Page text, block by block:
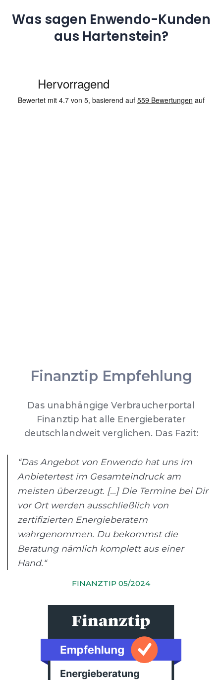
Was sagen Enwendo-Kunden
aus Hartenstein?
Finanztip Empfehlung
Das unabhängige Verbraucherportal
Finanztip hat alle Energieberater
deutschlandweit verglichen. Das Fazit:
“Das Angebot von Enwendo hat uns im
Anbietertest im Gesamteindruck am
meisten überzeugt. [...] Die Termine bei Dir
vor Ort werden ausschließlich von
zertifizierten Energieberatern
wahrgenommen. Du bekommst die
Beratung nämlich komplett aus einer
Hand.“
FINANZTIP 05/2024